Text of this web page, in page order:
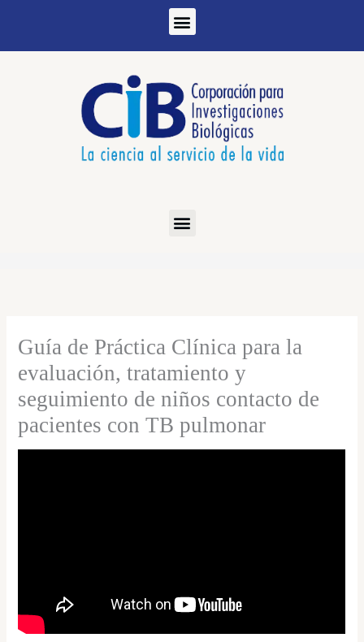
Guía de Práctica Clínica para la
evaluación, tratamiento y
seguimiento de niños contacto de
pacientes con TB pulmonar